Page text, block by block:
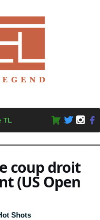
TL
coup droit
(US Open
Shots